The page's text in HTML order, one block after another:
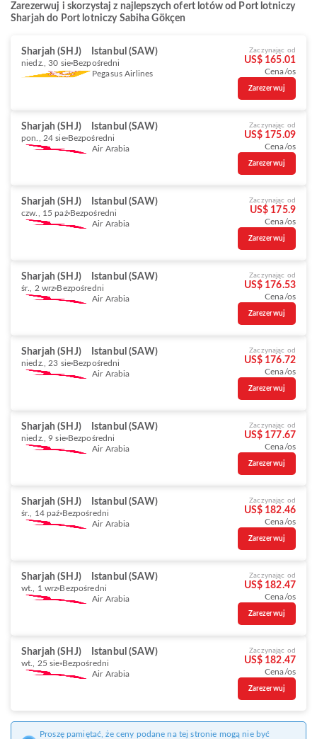
Zarezerwuj i skorzystaj z najlepszych ofert lotów od Port lotniczy
Sharjah do Port lotniczy Sabiha Gökçen
Sharjah (SHJ) Istanbul (SAW)
niedz., 30 sie Bezpośredni
Pegasus Airlines
Zaczynając od
US$ 165.01
Cena/os
Zarezerwuj
Sharjah (SHJ) Istanbul (SAW)
pon., 24 sie Bezpośredni
Air Arabia
Zaczynając od
US$ 175.09
Cena/os
Zarezerwuj
Sharjah (SHJ) Istanbul (SAW)
czw., 15 paź Bezpośredni
Air Arabia
Zaczynając od
US$ 175.9
Cena/os
Zarezerwuj
Sharjah (SHJ) Istanbul (SAW)
śr., 2 wrz Bezpośredni
Air Arabia
Zaczynając od
US$ 176.53
Cena/os
Zarezerwuj
Sharjah (SHJ) Istanbul (SAW)
niedz., 23 sie Bezpośredni
Air Arabia
Zaczynając od
US$ 176.72
Cena/os
Zarezerwuj
Sharjah (SHJ) Istanbul (SAW)
niedz., 9 sie Bezpośredni
Air Arabia
Zaczynając od
US$ 177.67
Cena/os
Zarezerwuj
Sharjah (SHJ) Istanbul (SAW)
śr., 14 paź Bezpośredni
Air Arabia
Zaczynając od
US$ 182.46
Cena/os
Zarezerwuj
Sharjah (SHJ) Istanbul (SAW)
wt., 1 wrz Bezpośredni
Air Arabia
Zaczynając od
US$ 182.47
Cena/os
Zarezerwuj
Sharjah (SHJ) Istanbul (SAW)
wt., 25 sie Bezpośredni
Air Arabia
Zaczynając od
US$ 182.47
Cena/os
Zarezerwuj
Proszę pamiętać, że ceny podane na tej stronie mogą nie być